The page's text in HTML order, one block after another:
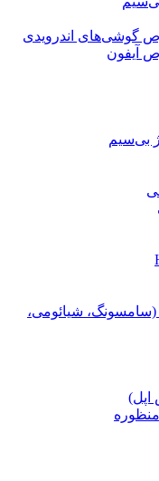
بی‌سیم
(سامسونگ، شیائومی،
اپل)